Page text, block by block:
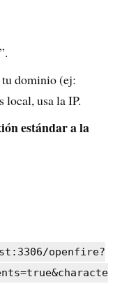
dominio (ej:
local, usa la IP.
estándar a la
openfire?